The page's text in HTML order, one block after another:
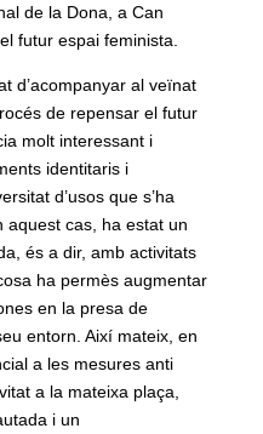
de la Dona, a Can
futur espai feminista.
d’acompanyar al veïnat
de repensar el futur
molt interessant i
identitaris i
d’usos que s’ha
aquest cas, ha estat un
és a dir, amb activitats
ha permès augmentar
en la presa de
entorn. Així mateix, en
a les mesures anti
a la mateixa plaça,
i un